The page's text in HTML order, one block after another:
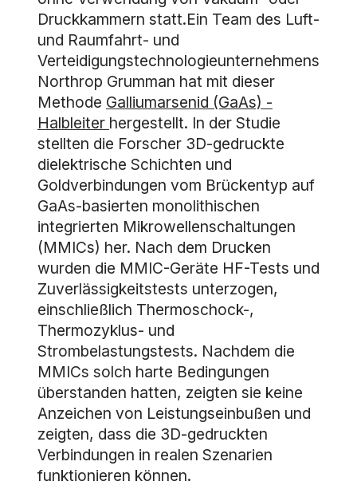
Druckkammern statt.Ein Team des Luft-
und Raumfahrt- und
Verteidigungstechnologieunternehmens
Northrop Grumman hat mit dieser
Methode Galliumarsenid (GaAs) -
Halbleiter hergestellt. In der Studie
stellten die Forscher 3D-gedruckte
dielektrische Schichten und
Goldverbindungen vom Brückentyp auf
GaAs-basierten monolithischen
integrierten Mikrowellenschaltungen
(MMICs) her. Nach dem Drucken
wurden die MMIC-Geräte HF-Tests und
Zuverlässigkeitstests unterzogen,
einschließlich Thermoschock-,
Thermozyklus- und
Strombelastungstests. Nachdem die
MMICs solch harte Bedingungen
überstanden hatten, zeigten sie keine
Anzeichen von Leistungseinbußen und
zeigten, dass die 3D-gedruckten
Verbindungen in realen Szenarien
funktionieren können.